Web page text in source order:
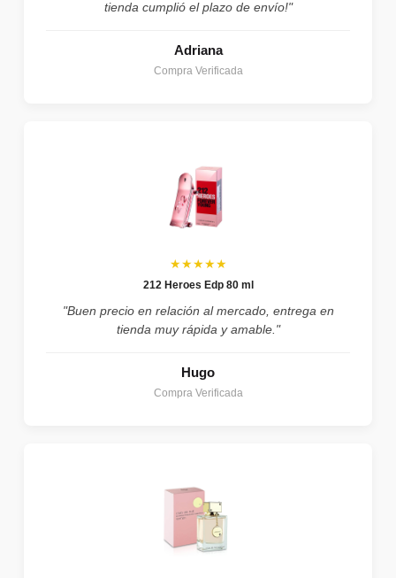
tienda cumplió el plazo de envío!"
Adriana
Compra Verificada
★★★★★
212 Heroes Edp 80 ml
"Buen precio en relación al mercado, entrega en
tienda muy rápida y amable."
Hugo
Compra Verificada